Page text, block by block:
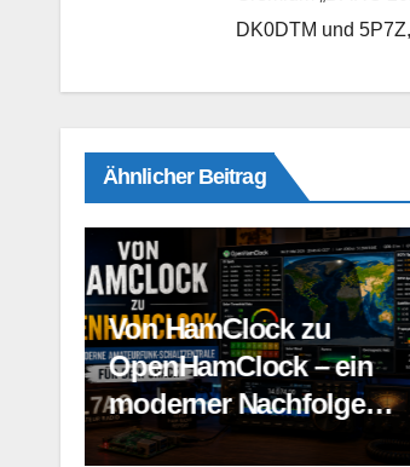
DK0DTM und
Ähnlicher Beitrag
OrbitHub –
Satellitenbahndaten
einfach, aktuell und
unabhängig nutzen